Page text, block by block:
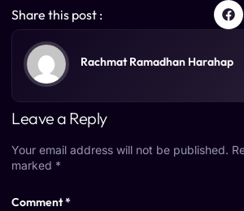
Share this post :
Rachmat Ramadhan Harahap
Leave a Reply
Your email address will not be published.
marked *
Comment*